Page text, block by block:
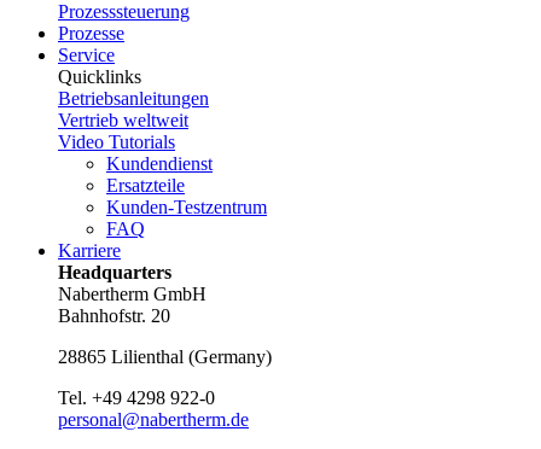
Prozesssteuerung
Prozesse
Service
Quicklinks
Betriebsanleitungen
Vertrieb weltweit
Video Tutorials
Kundendienst
Ersatzteile
Kunden-Testzentrum
FAQ
Karriere
Headquarters
Nabertherm GmbH
Bahnhofstr. 20
28865 Lilienthal (Germany)
Tel. +49 4298 922-0
personal@nabertherm.de